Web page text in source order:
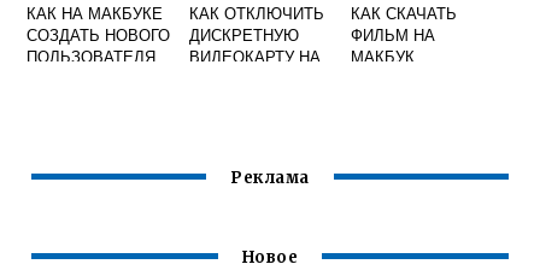
КАК НА МАКБУКЕ
СОЗДАТЬ НОВОГО
ПОЛЬЗОВАТЕЛЯ
КАК ОТКЛЮЧИТЬ
ДИСКРЕТНУЮ
ВИДЕОКАРТУ НА
КАК СКАЧАТЬ
ФИЛЬМ НА
МАКБУК
Реклама
Новое